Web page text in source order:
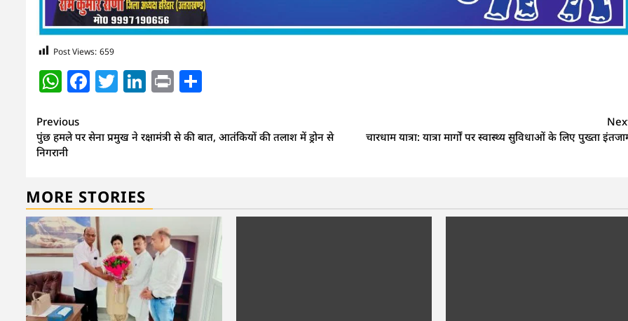
Post Views: 659
WhatsApp
Facebook
Twitter
LinkedIn
Print
Continue
Reading
Previous
पुंछ हमले पर सेना प्रमुख ने रक्षामंत्री से की बात, आतंकियों की तलाश में ड्रोन से
निगरानी
चारधाम यात्रा: यात्रा मार्गों पर स्वास्थ्य सुविधाओं के लिए पुख्ता
MORE STORIES